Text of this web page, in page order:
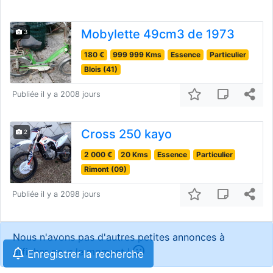
3 Mobylette 49cm3 de 1973
180 € 999 999 Kms Essence
Particulier
Blois (41)
Publiée il y a 2008 jours
2 Cross 250 kayo
2 000 € 20 Kms Essence
Particulier
Rimont (09)
Publiée il y a 2098 jours
Nous n'avons pas d'autres petites annonces à
afficher pour le moment !
Enregistrer la recherche